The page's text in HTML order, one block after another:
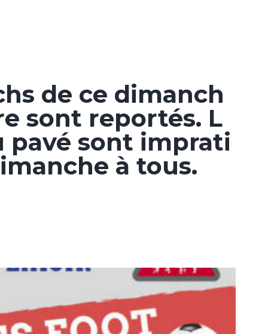
de ce dimanch
sont reportés. L
pavé sont imprati
à tous.